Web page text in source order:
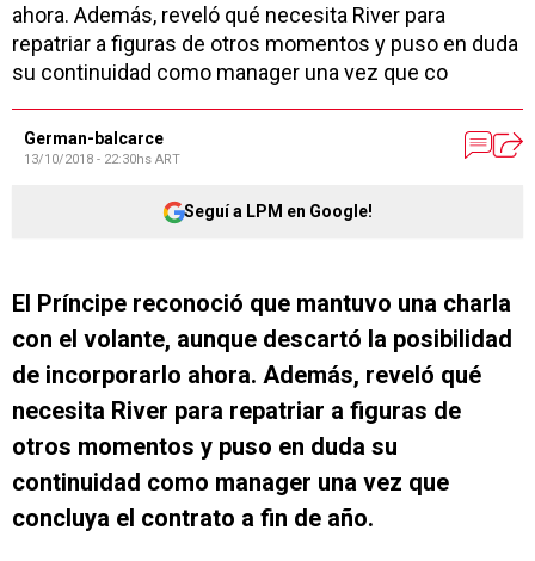
ahora. Además, reveló qué necesita River para
repatriar a figuras de otros momentos y puso en duda
su continuidad como manager una vez que co
German-balcarce
13/10/2018 - 22:30hs ART
Seguí a LPM en Google!
El Príncipe reconoció que mantuvo una charla
con el volante, aunque descartó la posibilidad
de incorporarlo ahora. Además, reveló qué
necesita River para repatriar a figuras de
otros momentos y puso en duda su
continuidad como manager una vez que
concluya el contrato a fin de año.